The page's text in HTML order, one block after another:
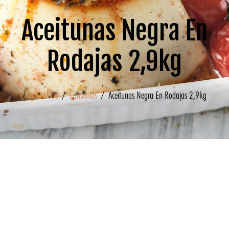
Aceitunas Negra En
Rodajas 2,9kg
Inicio/Conservas/ Aceitunas Negra En Rodajas 2,9kg